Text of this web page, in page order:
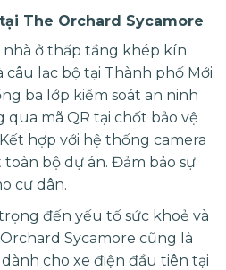
The Orchard Sycamore
ở thấp tầng khép kín
lạc bộ tại Thành phố Mới
ba lớp kiểm soát an ninh
qua mã QR tại chốt bảo vệ
hợp với hệ thống camera
bộ dự án. Đảm bảo sự
cư dân.
đến yếu tố sức khoẻ và
Sycamore cũng là
cho xe điện đầu tiên tại